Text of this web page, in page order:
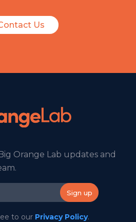
Us
Orange Lab updates and
to our Privacy Policy.